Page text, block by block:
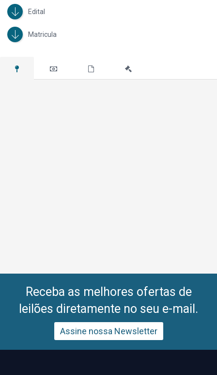
ilustrativo.
Edital
Matricula
Receba as melhores ofertas de
leilões diretamente no seu e-mail.
Assine nossa Newsletter